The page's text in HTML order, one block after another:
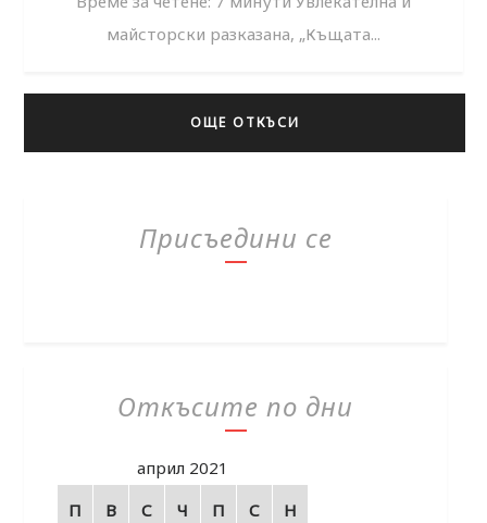
майсторски разказана, „Къщата...
ОЩЕ ОТКЪСИ
Присъедини се
Откъсите по дни
април 2021
П
В С Ч П С Н